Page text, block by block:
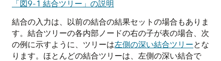
「図9-1 結合ツリー」の説明
結合の入力は、以前の結合の結果セットの場合もありま
す。結合ツリーの各内部ノードの右の子が表の場合、次
の例に示すように、ツリーは左側の深い結合ツリーとな
ります。ほとんどの結合ツリーは、左側の深い結合で